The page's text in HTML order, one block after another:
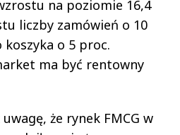
na poziomie 16,4
liczby zamówień o 10
o 5 proc.
ma być rentowny
że rynek FMCG w